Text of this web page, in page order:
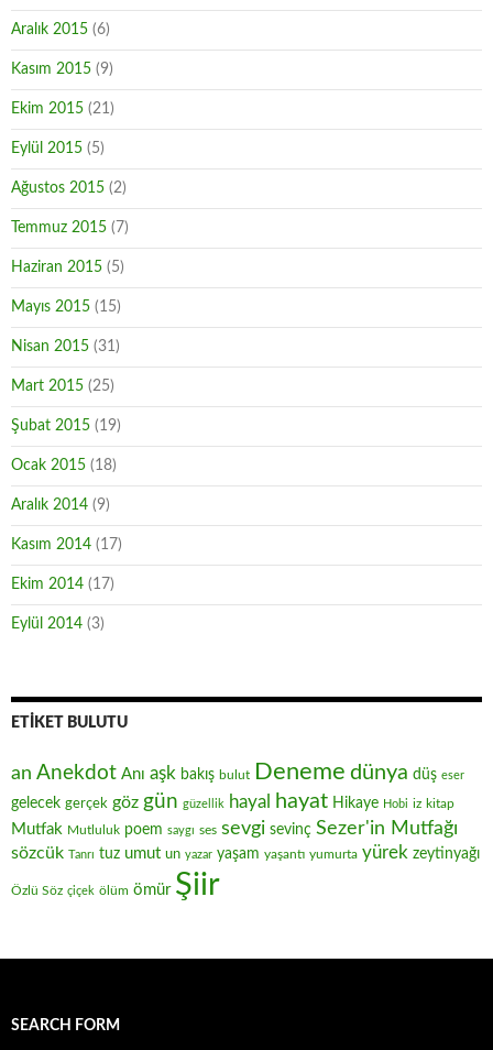
Aralık 2015 (6)
Kasım 2015 (9)
Ekim 2015 (21)
Eylül 2015 (5)
Ağustos 2015 (2)
Temmuz 2015 (7)
Haziran 2015 (5)
Mayıs 2015 (15)
Nisan 2015 (31)
Mart 2015 (25)
Şubat 2015 (19)
Ocak 2015 (18)
Aralık 2014 (9)
Kasım 2014 (17)
Ekim 2014 (17)
Eylül 2014 (3)
ETIKET BULUTU
an Anekdot Anı aşk bakış bulut Deneme dünya düş eser
gelecek gerçek göz gün güzellik hayal hayat Hikaye Hobi iz kitap
Mutfak Mutluluk poem saygı ses sevgi sevinç Sezer'in Mutfağı
sözcük Tanrı tuz umut un yazar yaşam yaşantı yumurta yürek zeytinyağı
Özlü Söz çiçek ölüm ömür Şiir
SEARCH FORM